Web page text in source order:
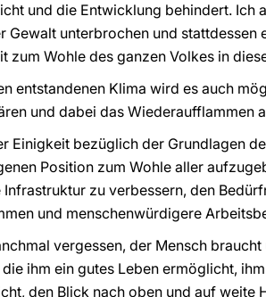
und die Entwicklung behindert.
Gewalt unterbrochen und
zum Wohle des ganzen Volkes in
entstandenen Klima wird es auch
und dabei das Wiederaufflammen
Einigkeit bezüglich der Grundlagen
Position zum Wohle aller
zu verbessern, den
und menschenwürdigere
vergessen, der Mensch
die ihm ein gutes Leben ermöglicht,
den Blick nach oben und auf weite